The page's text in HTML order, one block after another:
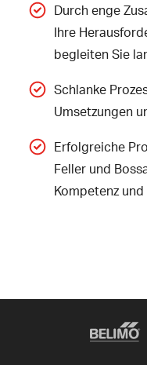
Durch enge
Ihre
begleiten Sie
Schlanke
Umsetzungen
Erfolgreiche
Feller und
Kompetenz